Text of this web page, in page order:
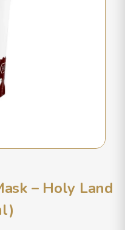
– Holy Land